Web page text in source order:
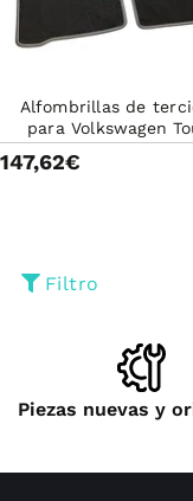
Alfombrillas de
para Volkswagen
147,62€
Filtro
Piezas nuevas y